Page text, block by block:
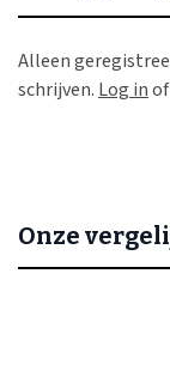
Alleen
schrijven. Log inof
Onze